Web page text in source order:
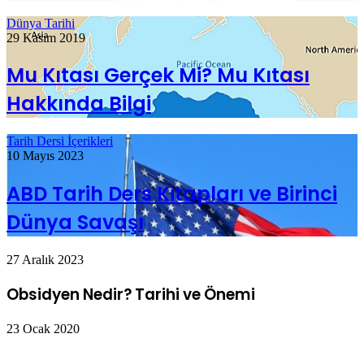
Dünya Tarihi
29 Kasım 2019
Mu Kıtası Gerçek Mi? Mu Kıtası
Hakkında Bilgi
Tarih Dersi İçerikleri
10 Mayıs 2023
ABD Tarih Ders Kitapları ve Birinci
Dünya Savaşı
27 Aralık 2023
Obsidyen Nedir? Tarihi ve Önemi
23 Ocak 2020